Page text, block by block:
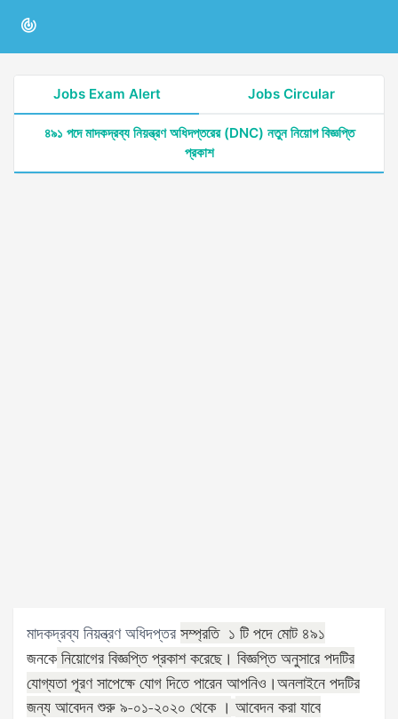
Jobs Exam Alert Jobs Circular
৪৯১ পদে মাদকদ্রব্য নিয়ন্ত্রণ অধিদপ্তরের (DNC) নতুন নিয়োগ বিজ্ঞপ্তি
প্রকাশ
মাদকদ্রব্য নিয়ন্ত্রণ অধিদপ্তর সম্প্রতি ১ টি পদে মোট ৪৯১
জনকে নিয়োগের বিজ্ঞপ্তি প্রকাশ করেছে। বিজ্ঞপ্তি অনুসারে পদটির
যোগ্যতা পূরণ সাপেক্ষে যোগ দিতে পারেন আপনিও।অনলাইনে পদটির
জন্য আবেদন শুরু ৯-০১-২০২০ থেকে । আবেদন করা যাবে